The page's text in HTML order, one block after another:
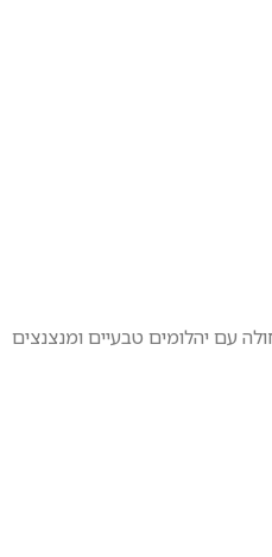
עם יהלומים טבעיים ומנצנצים